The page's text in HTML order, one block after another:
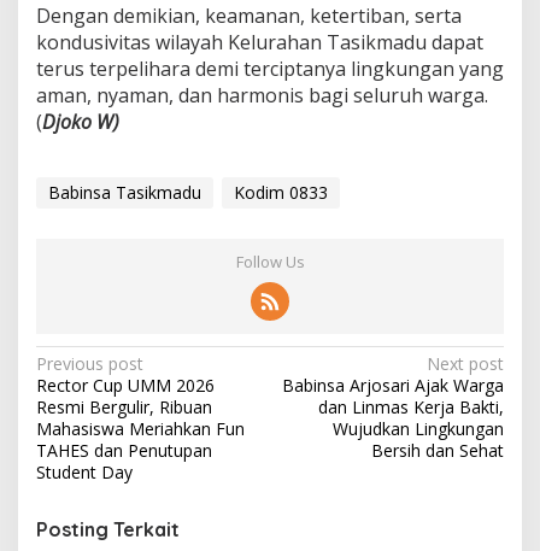
Dengan demikian, keamanan, ketertiban, serta
kondusivitas wilayah Kelurahan Tasikmadu dapat
terus terpelihara demi terciptanya lingkungan yang
aman, nyaman, dan harmonis bagi seluruh warga.
(Djoko W)
Babinsa Tasikmadu Kodim 0833
Follow Us
P
o
s
t
a
Previous post
Rector Cup UMM 2026
Resmi Bergulir, Ribuan
Mahasiswa Meriahkan Fun
TAHES dan Penutupan
Student Day
Next post
Babinsa Arjosari Ajak Warga
dan Linmas Kerja Bakti,
Wujudkan Lingkungan
Bersih dan Sehat
Posting Terkait